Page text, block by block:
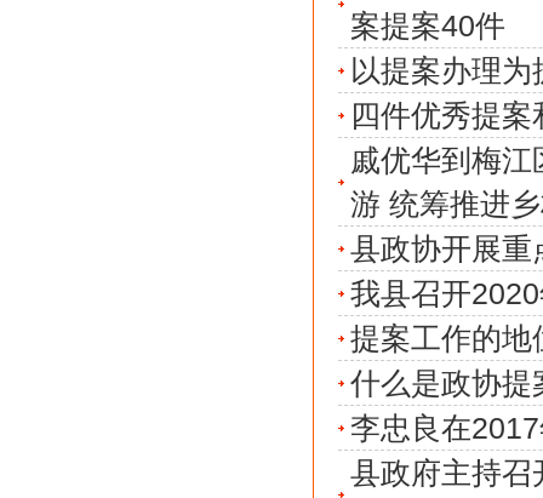
案提案40件
以提案办理
四件优秀提
戚优华到梅
游 统筹推进
县政协开展重
我县召开
提案工作的地
什么是政协提
李忠良在
县政府主持召